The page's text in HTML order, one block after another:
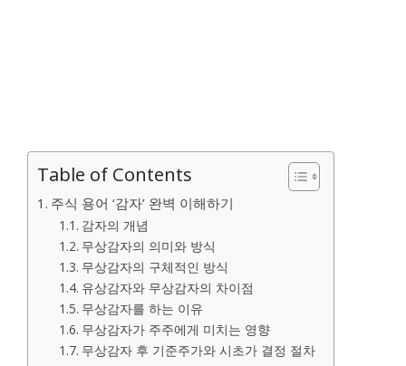
Table of Contents
주식 용어 ‘감자’ 완벽 이해하기
감자의 개념
무상감자의 의미와 방식
무상감자의 구체적인 방식
유상감자와 무상감자의 차이점
무상감자를 하는 이유
무상감자가 주주에게 미치는 영향
무상감자 후 기준주가와 시초가 결정 절차